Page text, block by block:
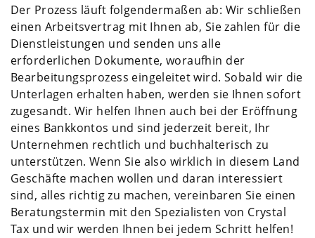
Der Prozess läuft folgendermaßen ab: Wir schließen
einen Arbeitsvertrag mit Ihnen ab, Sie zahlen für die
Dienstleistungen und senden uns alle
erforderlichen Dokumente, woraufhin der
Bearbeitungsprozess eingeleitet wird. Sobald wir die
Unterlagen erhalten haben, werden sie Ihnen sofort
zugesandt. Wir helfen Ihnen auch bei der Eröffnung
eines Bankkontos und sind jederzeit bereit, Ihr
Unternehmen rechtlich und buchhalterisch zu
unterstützen. Wenn Sie also wirklich in diesem Land
Geschäfte machen wollen und daran interessiert
sind, alles richtig zu machen, vereinbaren Sie einen
Beratungstermin mit den Spezialisten von Crystal
Tax und wir werden Ihnen bei jedem Schritt helfen!